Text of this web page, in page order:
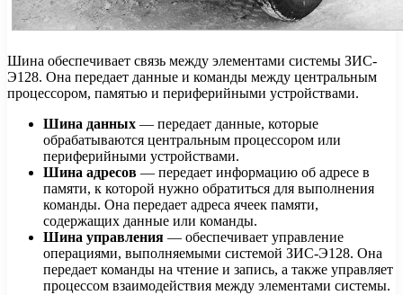
Шина обеспечивает связь между элементами системы ЗИС-
Э128. Она передает данные и команды между центральным
процессором, памятью и периферийными устройствами.
Шина данных — передает данные, которые
обрабатываются центральным процессором или
периферийными устройствами.
Шина адресов — передает информацию об адресе в
памяти, к которой нужно обратиться для выполнения
команды. Она передает адреса ячеек памяти,
содержащих данные или команды.
Шина управления — обеспечивает управление
операциями, выполняемыми системой ЗИС-Э128. Она
передает команды на чтение и запись, а также управляет
процессом взаимодействия между элементами системы.